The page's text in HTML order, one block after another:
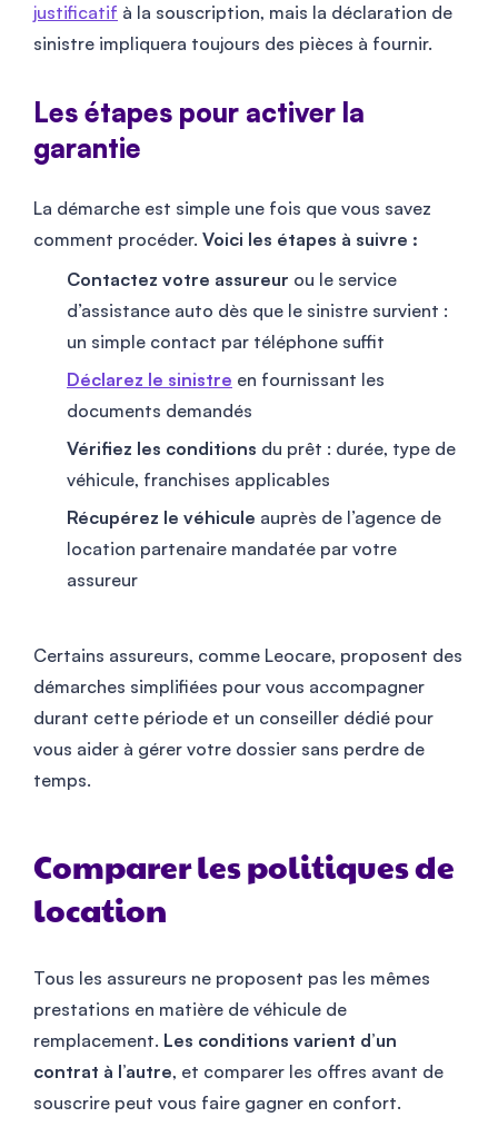
justificatif à la souscription, mais la déclaration de
sinistre impliquera toujours des pièces à fournir.
Les étapes pour activer la
garantie
La démarche est simple une fois que vous savez
comment procéder. Voici les étapes à suivre :
Contactez votre assureur ou le service
d’assistance auto dès que le sinistre survient :
un simple contact par téléphone suffit
Déclarez le sinistre en fournissant les
documents demandés
Vérifiez les conditions du prêt : durée, type de
véhicule, franchises applicables
Récupérez le véhicule auprès de l’agence de
location partenaire mandatée par votre
assureur
Certains assureurs, comme Leocare, proposent des
démarches simplifiées pour vous accompagner
durant cette période et un conseiller dédié pour
vous aider à gérer votre dossier sans perdre de
temps.
Comparer les politiques de
location
Tous les assureurs ne proposent pas les mêmes
prestations en matière de véhicule de
remplacement. Les conditions varient d’un
contrat à l’autre, et comparer les offres avant de
souscrire peut vous faire gagner en confort.